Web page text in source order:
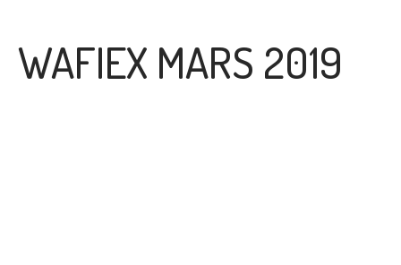
WAFIEX MARS 2019